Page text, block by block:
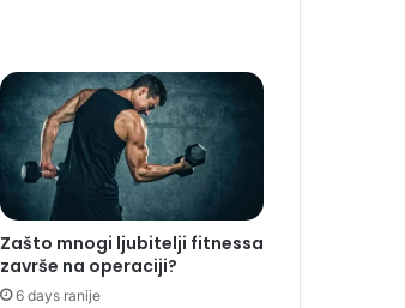
Zašto mnogi ljubitelji fitnessa
završe na operaciji?
6 days ranije